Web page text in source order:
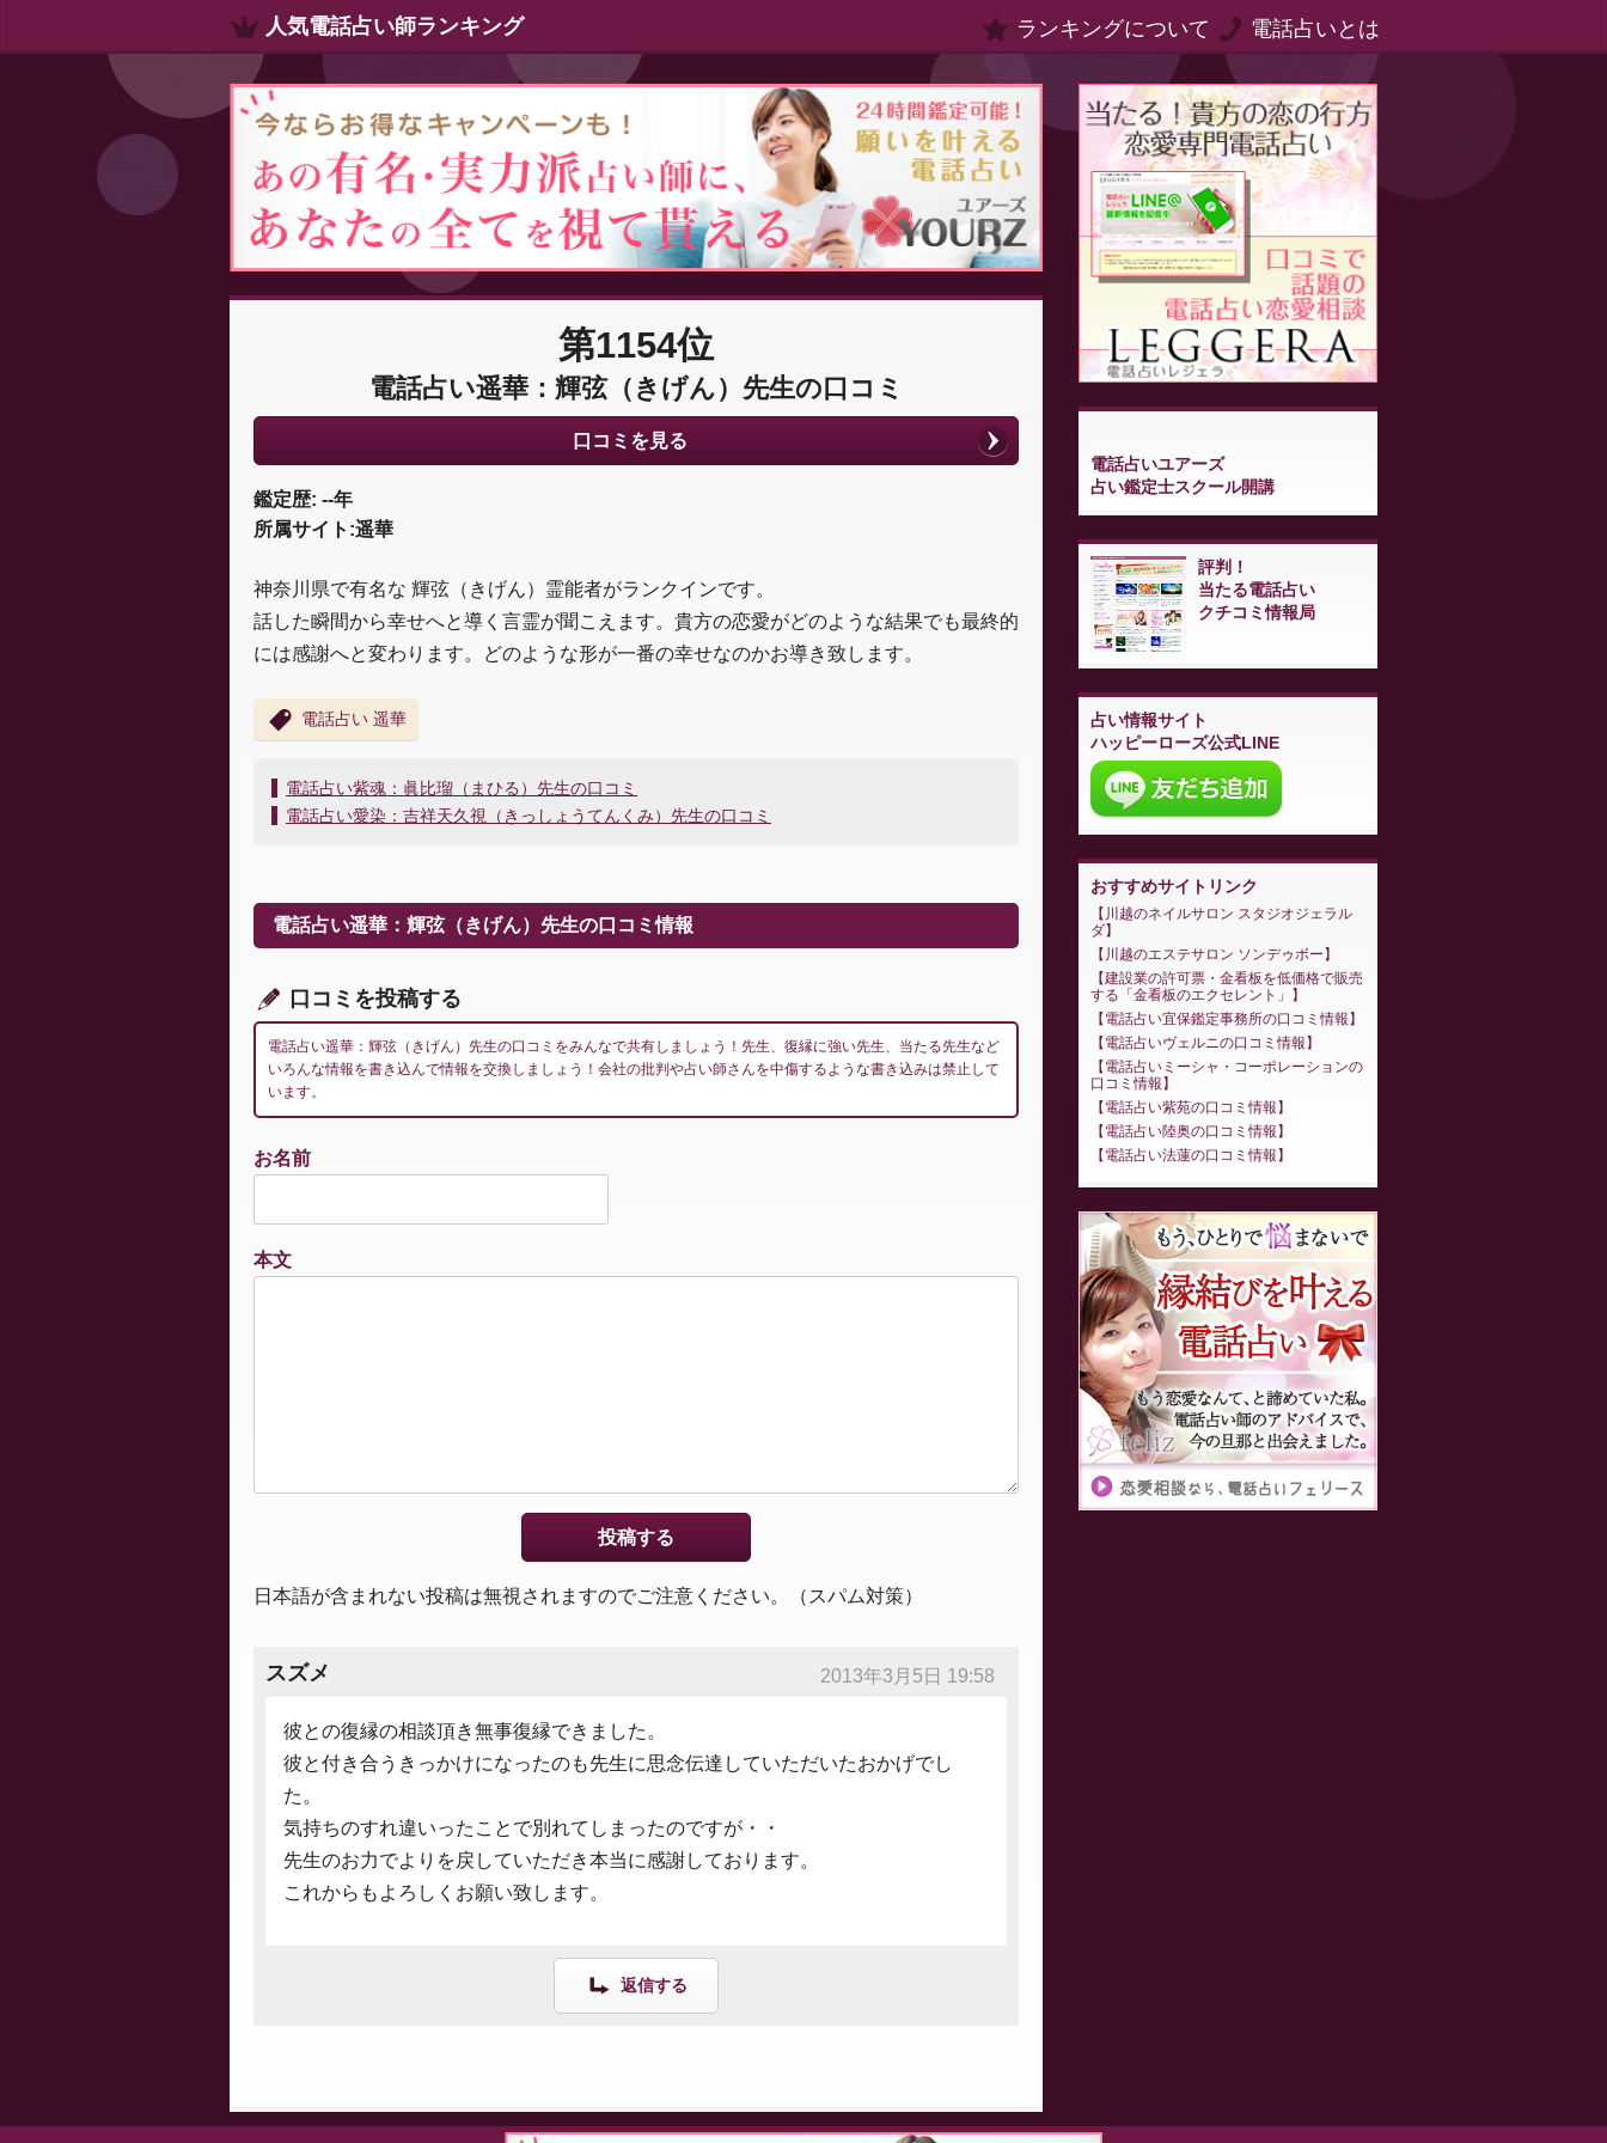
人気電話占い師ランキング ランキングについて 電話占いとは
第1154位
電話占い遥華：輝弦（きげん）先生の口コミ
口コミを見る
鑑定歴: --年
所属サイト:遥華
神奈川県で有名な 輝弦（きげん）霊能者がランクインです。
話した瞬間から幸せへと導く言霊が聞こえます。貴方の恋愛がどのような結果でも最終的
には感謝へと変わります。どのような形が一番の幸せなのかお導き致します。
電話占い 遥華
投
稿
ー
シ
ン
電話占い紫魂：眞比瑠（まひる）先生の口コミ
電話占い愛染：吉祥天久視（きっしょうてんくみ）先生の口コミ
電話占い遥華：輝弦（きげん）先生の口コミ情報
口コミを投稿する
電話占い遥華：輝弦（きげん）先生の口コミをみんなで共有しましょう！先生、復縁に強い先生、当たる先生など
いろんな情報を書き込んで情報を交換しましょう！会社の批判や占い師さんを中傷するような書き込みは禁止して
います。
お名前
本文
日本語が含まれない投稿は無視されますのでご注意ください。（スパム対策）
スズメ 2013年3月5日 19:58
彼との復縁の相談頂き無事復縁できました。
彼と付き合うきっかけになったのも先生に思念伝達していただいたおかげでし
た。
気持ちのすれ違いったことで別れてしまったのですが・・
先生のお力でよりを戻していただき本当に感謝しております。
これからもよろしくお願い致します。
返信する
電話占いユアーズ
占い鑑定士スクール開講
評判！
当たる電話占い
クチコミ情報局
占い情報サイト
ハッピーローズ公式LINE
おすすめサイトリンク
川越のネイルサロン スタジオジェラル
ダ
川越のエステサロン ソンデゥボー
建設業の許可票・金看板を低価格で販売
する「金看板のエクセレント」
電話占い宜保鑑定事務所の口コミ情報
電話占いヴェルニの口コミ情報
電話占いミーシャ・コーポレーションの
口コミ情報
電話占い紫苑の口コミ情報
電話占い陸奥の口コミ情報
電話占い法蓮の口コミ情報